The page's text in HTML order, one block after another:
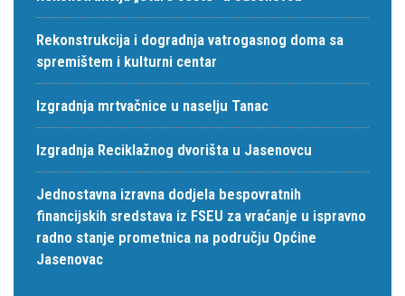
Rekonstrukcija i dogradnja vatrogasnog doma sa
spremištem i kulturni centar
Izgradnja mrtvačnice u naselju Tanac
Izgradnja Reciklažnog dvorišta u Jasenovcu
Jednostavna izravna dodjela bespovratnih
financijskih sredstava iz FSEU za vraćanje u ispravno
radno stanje prometnica na području Općine
Jasenovac